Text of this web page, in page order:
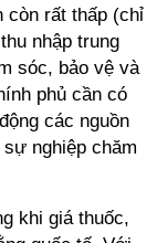
còn rất thấp (chỉ
nhập trung
sóc, bảo vệ và
phủ cần có
các nguồn
nghiệp chăm
khi giá thuốc,